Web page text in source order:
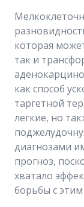
которая
так и
как способ
таргетной
легкие, но
диагнозами
прогноз,
хватало
борьбы с